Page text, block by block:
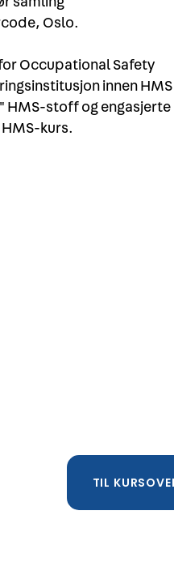
Oslo.
Occupational Safety
innen HMS
HMS-stoff og engasjerte
kurs.
TIL